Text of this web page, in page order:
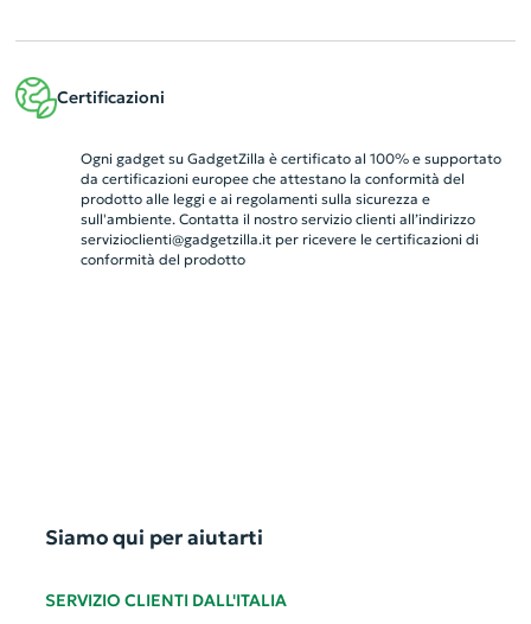
Certificazioni
Ogni gadget su GadgetZilla è certificato al 100% e supportato
da certificazioni europee che attestano la conformità del
prodotto alle leggi e ai regolamenti sulla sicurezza e
sull'ambiente. Contatta il nostro servizio clienti all’indirizzo
servizioclienti@gadgetzilla.itper ricevere le certificazioni di
conformità del prodotto
Siamo qui per aiutarti
SERVIZIO CLIENTI DALL'ITALIA